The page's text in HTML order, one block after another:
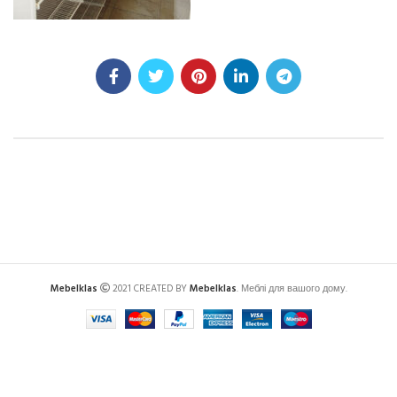
Mebelklas 2021 CREATED BYMebelklas. Меблі для вашого дому.